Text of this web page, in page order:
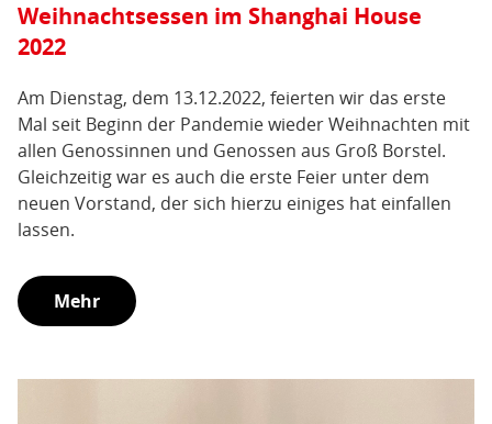
Weihnachtsessen im Shanghai House
2022
Am Dienstag, dem 13.12.2022, feierten wir das erste
Mal seit Beginn der Pandemie wieder Weihnachten mit
allen Genossinnen und Genossen aus Groß Borstel.
Gleichzeitig war es auch die erste Feier unter dem
neuen Vorstand, der sich hierzu einiges hat einfallen
lassen.
Mehr